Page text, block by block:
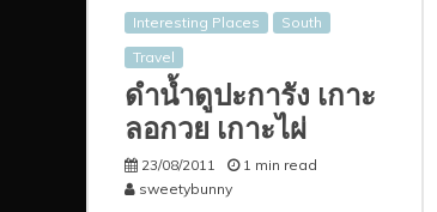
Interesting Places
South
Travel
ดำน้ำดูปะการัง เกาะ
ลอกวย เกาะไผ่
23/08/2011
1 min read
sweetybunny